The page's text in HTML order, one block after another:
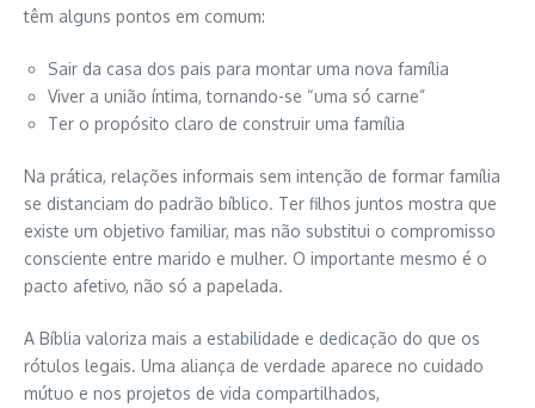
têm alguns pontos em comum:
Sair da casa dos pais para montar uma nova família
Viver a união íntima, tornando-se “uma só carne”
Ter o propósito claro de construir uma família
Na prática, relações informais sem intenção de formar família
se distanciam do padrão bíblico. Ter filhos juntos mostra que
existe um objetivo familiar, mas não substitui o compromisso
consciente entre marido e mulher. O importante mesmo é o
pacto afetivo, não só a papelada.
A Bíblia valoriza mais a estabilidade e dedicação do que os
rótulos legais. Uma aliança de verdade aparece no cuidado
mútuo e nos projetos de vida compartilhados,